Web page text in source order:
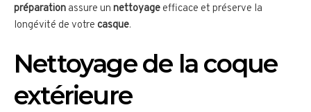
préparation assure un nettoyage efficace et préserve la
longévité de votre casque.
Nettoyage de la coque
extérieure